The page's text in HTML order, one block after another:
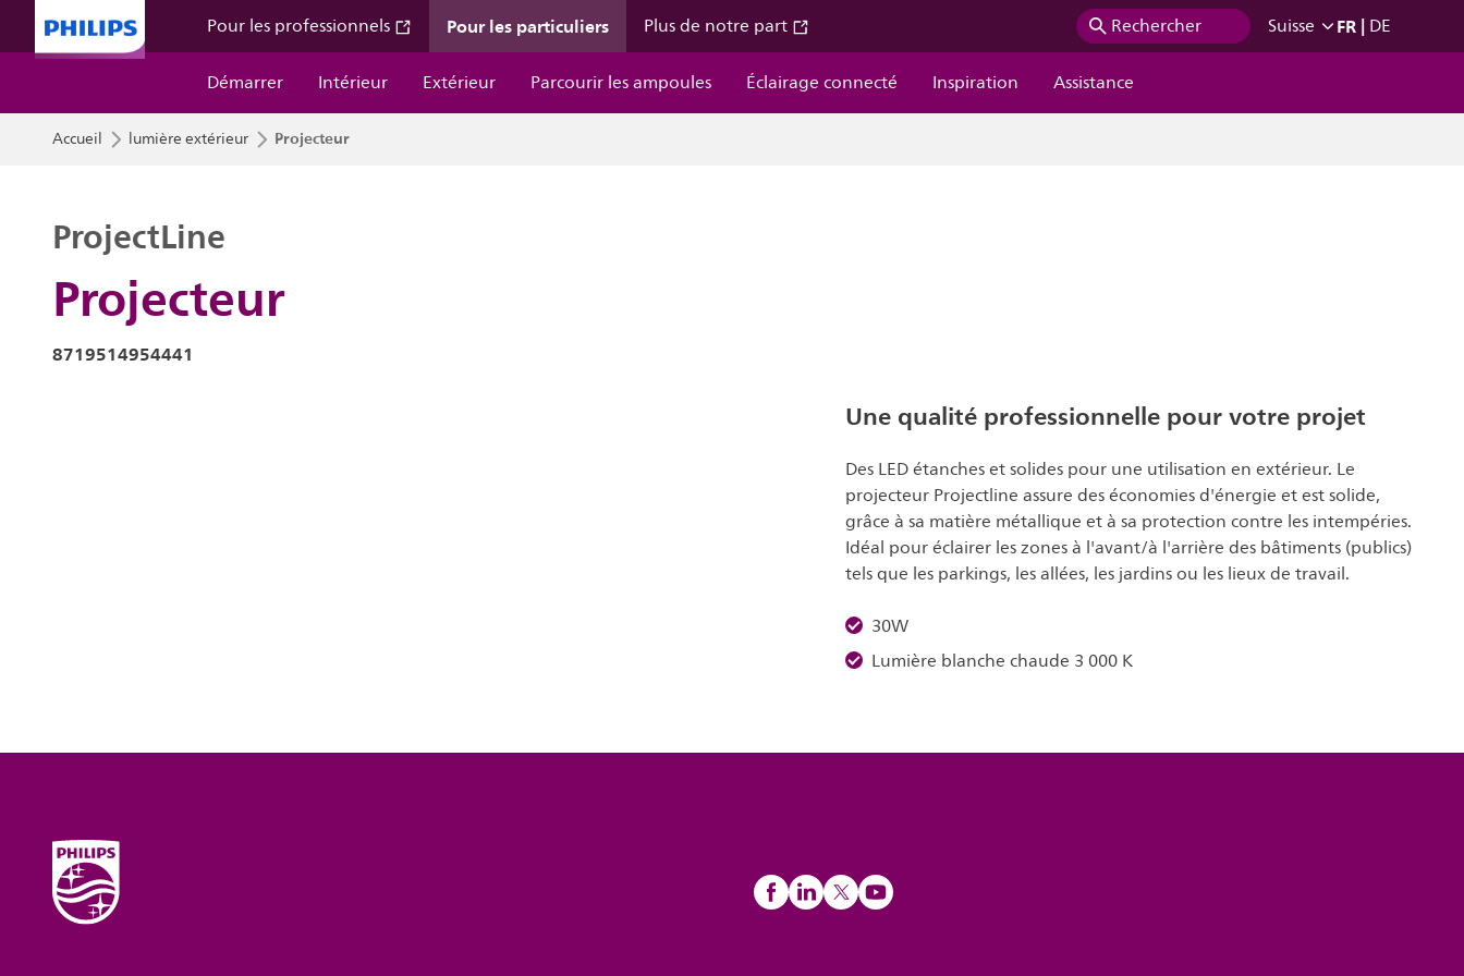
Pour les professionnels Pour les particuliers Plus de notre part Rechercher Suisse FR| DE
Démarrer
Intérieur Extérieur Parcourir les ampoules Éclairage connecté Inspiration Assistance
Accueil lumière extérieur Projecteur
Projecteur
ProjectLine
8719514954441
Une qualité professionnelle pour votre projet
Des LED étanches et solides pour une utilisation en extérieur. Le
projecteur Projectline assure des économies d'énergie et est solide,
grâce à sa matière métallique et à sa protection contre les intempéries.
Idéal pour éclairer les zones à l'avant/à l'arrière des bâtiments (publics)
tels que les parkings, les allées, les jardins ou les lieux de travail.
30W
Lumière blanche chaude 3 000 K